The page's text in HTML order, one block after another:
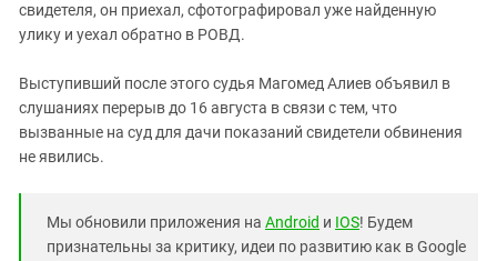
свидетеля, он приехал, сфотографировал уже найденную
улику и уехал обратно в РОВД.
Выступивший после этого судья Магомед Алиев объявил в
слушаниях перерыв до 16 августа в связи с тем, что
вызванные на суд для дачи показаний свидетели обвинения
не явились.
Мы обновили приложения на Android и IOS! Будем
признательны за критику, идеи по развитию как в Google